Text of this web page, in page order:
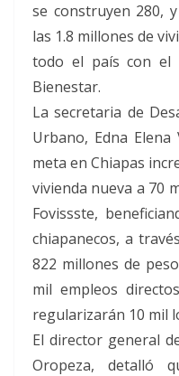
se construyen 280,
las 1.8 millones de
todo el país con el
Bienestar.
La secretaria de
Urbano, Edna
meta en Chiapas
vivienda nueva a 70
Fovissste,
chiapanecos, a
822 millones de
mil empleos
regularizarán 10 mil
El director general
Oropeza, detalló